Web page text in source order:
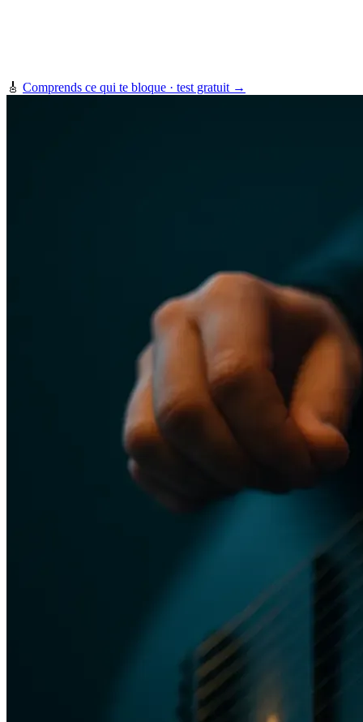
🎸 Comprends ce qui te bloque · test gratuit →